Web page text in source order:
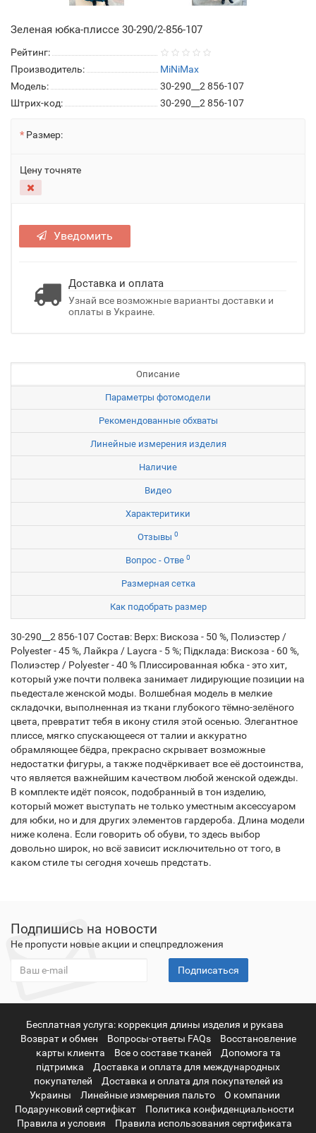
Зеленая юбка-плиссе 30-290/2-856-107
Рейтинг:
Производитель:
MiNiMax
Модель:
30-290__2 856-107
Штрих-код:
30-290__2 856-107
Размер:
Цену точняте
Уведомить
Доставка и оплата
Узнай все возможные варианты доставки и
оплаты в Украине.
Описание
Параметры фотомодели
Рекомендованные обхваты
Линейные измерения изделия
Наличие
Видео
Характеритики
Отзывы 0
Вопрос - Отве 0
Размерная сетка
Как подобрать размер
30-290__2 856-107 Состав: Верх: Вискоза - 50 %, Полиэстер /
Polyester - 45 %, Лайкра / Laycra - 5 %; Підклада: Вискоза - 60 %,
Полиэстер / Polyester - 40 % Плиссированная юбка - это хит,
который уже почти полвека занимает лидирующие позиции на
пьедестале женской моды. Волшебная модель в мелкие
складочки, выполненная из ткани глубокого тёмно-зелёного
цвета, превратит тебя в икону стиля этой осенью. Элегантное
плиссе, мягко спускающееся от талии и аккуратно
обрамляющее бёдра, прекрасно скрывает возможные
недостатки фигуры, а также подчёркивает все её достоинства,
что является важнейшим качеством любой женской одежды.
В комплекте идёт поясок, подобранный в тон изделию,
который может выступать не только уместным аксессуаром
для юбки, но и для других элементов гардероба. Длина модели
ниже колена. Если говорить об обуви, то здесь выбор
довольно широк, но всё зависит исключительно от того, в
каком стиле ты сегодня хочешь предстать.
Подпишись на новости
Не пропусти новые акции и спецпредложения
Подписаться
Бесплатная услуга: коррекция длины изделия и рукава
Возврат и обмен
Вопросы-ответы FAQs
Восстановление
карты клиента
Все о составе тканей
Допомога та
підтримка
Доставка и оплата для международных
покупателей
Доставка и оплата для покупателей из
Украины
Линейные измерения пальто
О компании
Подарунковий сертифікат
Политика конфиденциальности
Правила и условия
Правила использования сертификата